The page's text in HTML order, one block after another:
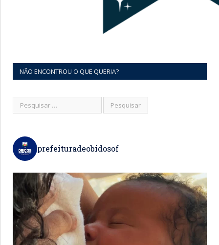
NÃO ENCONTROU O QUE QUERIA?
prefeituradeobidosof